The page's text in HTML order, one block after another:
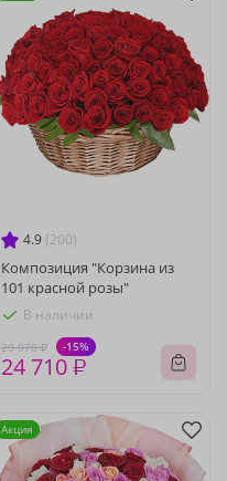
4.9 (200)
Композиция "Корзина из
101 красной розы"
В наличии
29 070 ₽ -15%
24 710 ₽
Акция